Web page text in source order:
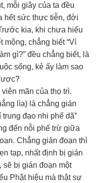
mỗi giây của ta đều
hết sức thực tiễn, đời
kia, khi chưa hiểu
mộng, chẳng biết “Vì
gì?” đều chẳng biết, là
sống, kẻ ấy làm sao
mãn của thọ trì.
lìa) là chẳng gián
đạo nhi phế dã”
đến nỗi phế trừ giữa
Chẳng gián đoạn thì
tạp, nhất định bị gián
sẽ bị gián đoạn một
Phật hiệu mà thật sự